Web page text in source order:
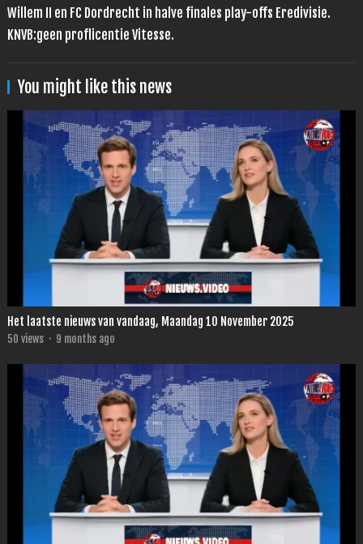
Willem II en FC Dordrecht in halve finales play-offs Eredivisie.
KNVB:geen proflicentie Vitesse.
You might like this news
Het laatste nieuws van vandaag, Maandag 10 November 2025
50 views · 9 months ago